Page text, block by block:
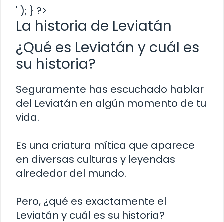
' ); } ?>
La historia de Leviatán
¿Qué es Leviatán y cuál es
su historia?
Seguramente has escuchado hablar
del Leviatán en algún momento de tu
vida.
Es una criatura mítica que aparece
en diversas culturas y leyendas
alrededor del mundo.
Pero, ¿qué es exactamente el
Leviatán y cuál es su historia?